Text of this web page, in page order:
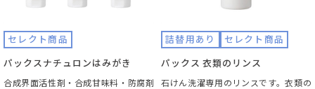
セレクト商品
パックスナチュロンはみがき
合成界面活性剤・合成甘味料・防腐剤
詰替用あり セレクト商品
パックス 衣類のリンス
石けん洗濯専用のリンスです。衣類の